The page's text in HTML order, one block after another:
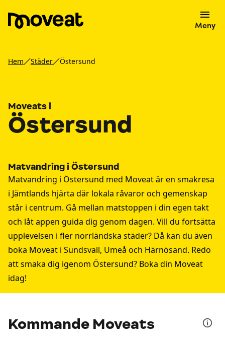
Meny
Hem Städer Östersund
Moveats i
Östersund
Matvandring i Östersund
Matvandring i Östersund med Moveat är en smakresa
i Jämtlands hjärta där lokala råvaror och gemenskap
står i centrum. Gå mellan matstoppen i din egen takt
och låt appen guida dig genom dagen. Vill du fortsätta
upplevelsen i fler norrländska städer? Då kan du även
boka Moveat i Sundsvall, Umeå och Härnösand. Redo
att smaka dig igenom Östersund? Boka din Moveat
idag!
Kommande Moveats